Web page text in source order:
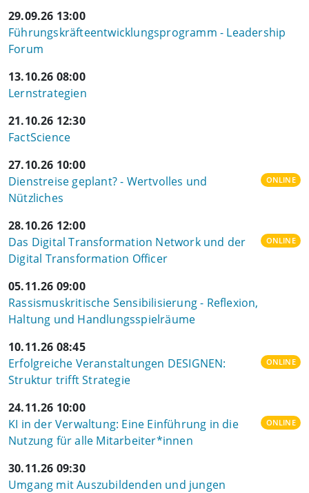
29.09.26 13:00
Führungskräfteentwicklungsprogramm - Leadership
Forum
13.10.26 08:00
Lernstrategien
21.10.26 12:30
FactScience
27.10.26 10:00
Dienstreise geplant? - Wertvolles und
Nützliches
ONLINE
28.10.26 12:00
Das Digital Transformation Network und der
Digital Transformation Officer
ONLINE
05.11.26 09:00
Rassismuskritische Sensibilisierung - Reflexion,
Haltung und Handlungsspielräume
10.11.26 08:45
Erfolgreiche Veranstaltungen DESIGNEN:
Struktur trifft Strategie
ONLINE
24.11.26 10:00
KI in der Verwaltung: Eine Einführung in die
Nutzung für alle Mitarbeiter*innen
ONLINE
30.11.26 09:30
Umgang mit Auszubildenden und jungen